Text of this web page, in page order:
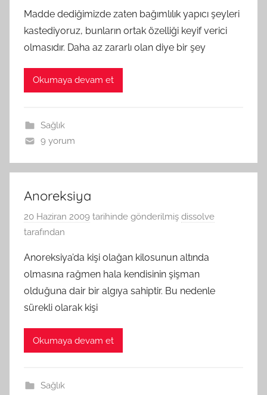
Madde dediğimizde zaten bağımlılık yapıcı şeyleri
kastediyoruz, bunların ortak özelliği keyif verici
olmasıdır. Daha az zararlı olan diye bir şey
Okumaya devam et
Sağlık
9 yorum
Anoreksiya
20 Haziran 2009 tarihinde gönderilmiş dissolve
tarafından
Anoreksiya’da kişi olağan kilosunun altında
olmasına rağmen hala kendisinin şişman
olduğuna dair bir algıya sahiptir. Bu nedenle
sürekli olarak kişi
Okumaya devam et
Sağlık